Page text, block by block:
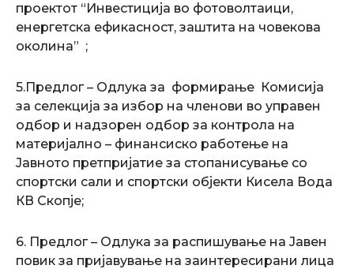
проектот “Инвестиција во фотоволтаици,
енергетска ефикасност, заштита на човекова
околина” ;
5.Предлог – Одлука за формирање Комисија
за селекција за избор на членови во управен
одбор и надзорен одбор за контрола на
материјално – финансиско работење на
Јавното претпријатие за стопанисување со
спортски сали и спортски објекти Кисела Вода
КВ Скопје;
6. Предлог – Одлука за распишување на Јавен
повик за пријавување на заинтересирани лица